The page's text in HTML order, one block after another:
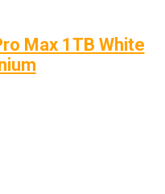
Max 1TB White